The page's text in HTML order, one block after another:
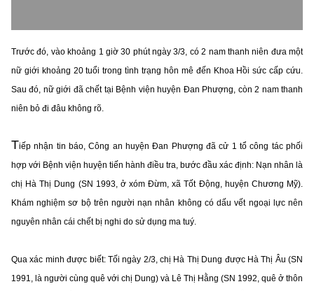
Trước đó, vào khoảng 1 giờ 30 phút ngày 3/3, có 2 nam thanh niên đưa một
nữ giới khoảng 20 tuổi trong tình trạng hôn mê đến Khoa Hồi sức cấp cứu.
Sau đó, nữ giới đã chết tại Bệnh viện huyện Đan Phượng, còn 2 nam thanh
niên bỏ đi đâu không rõ.
Tiếp nhận tin báo, Công an huyện Đan Phượng đã cử 1 tổ công tác phối
hợp với Bệnh viện huyện tiến hành điều tra, bước đầu xác định: Nạn nhân là
chị Hà Thị Dung (SN 1993, ở xóm Đừm, xã Tốt Động, huyện Chương Mỹ).
Khám nghiệm sơ bộ trên người nạn nhân không có dấu vết ngoại lực nên
nguyên nhân cái chết bị nghi do sử dụng ma tuý.
Qua xác minh được biết: Tối ngày 2/3, chị Hà Thị Dung được Hà Thị Âu (SN
1991, là người cùng quê với chị Dung) và Lê Thị Hằng (SN 1992, quê ở thôn